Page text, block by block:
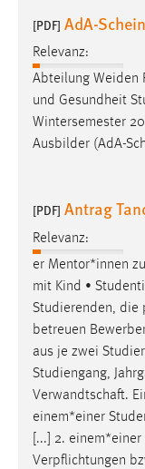
[PDF] AdA-
Relevanz:
Abteilung Weiden
und Gesundheit
Wintersemester
Ausbilder (AdA-
[PDF] Antrag
Relevanz:
er Mentor*innen
mit Kind •
Studierenden, die
betreuen
aus je zwei
Studiengang,
Verwandtschaft.
einem*einer
[...] 2.
Verpflichtungen